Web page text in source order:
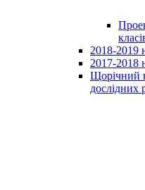
2018-2019
2017-2018
Щорічний
дослідних